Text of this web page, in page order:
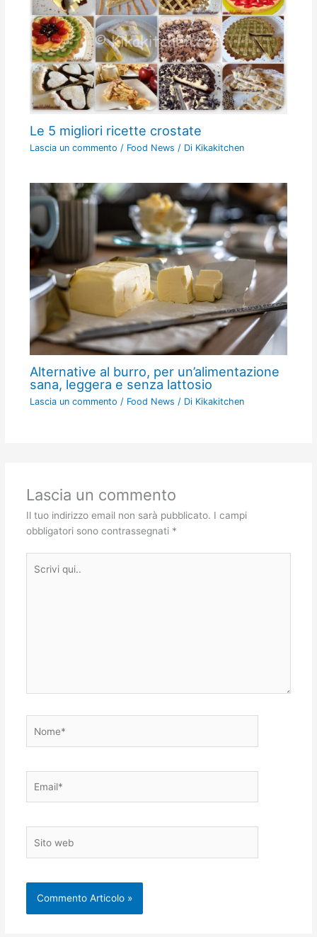
Le 5 migliori ricette crostate
Lascia un commento / Food News / Di Kikakitchen
Alternative al burro, per un’alimentazione
sana, leggera e senza lattosio
Lascia un commento / Food News / Di Kikakitchen
Lascia un commento
Il tuo indirizzo email non sarà pubblicato. I campi
obbligatori sono contrassegnati *
qui..
web